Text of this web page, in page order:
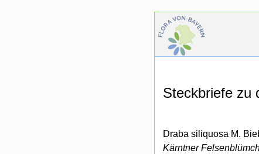
Steckbriefe zu
Draba siliquosa M.
Kärntner